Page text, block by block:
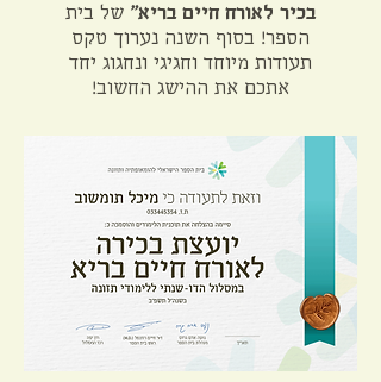
בכיר לאורח חיים בריא" של בית
הספר! בסוף השנה נערוך טקס
תעודות מיוחד וחגיגי ונחגוג יחד
אתכם את ההישג החשוב!